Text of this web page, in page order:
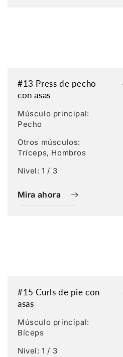
#13 Press de pecho
con asas
Músculo principal:
Pecho
Otros músculos:
Tríceps, Hombros
Nivel: 1 / 3
Mira ahora
#15 Curls de pie con
asas
Músculo principal:
Bíceps
Nivel: 1 / 3